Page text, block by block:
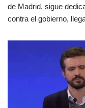
de Madrid, sigue
contra el gobierno,